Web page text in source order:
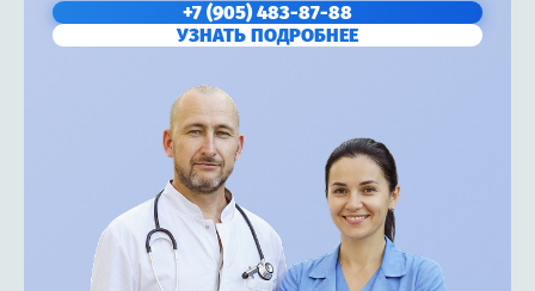
+7 (905) 483-87-88
УЗНАТЬ ПОДРОБНЕЕ